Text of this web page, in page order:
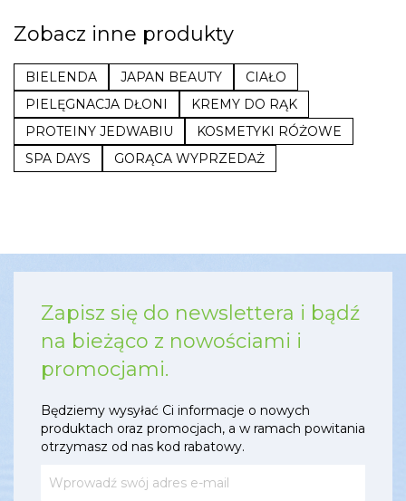
Zobacz inne produkty
BIELENDA JAPAN BEAUTY
CIAŁO
PIELĘGNACJA DŁONI
KREMY DO RĄK
PROTEINY JEDWABIU
KOSMETYKI RÓŻOWE
SPA DAYS
GORĄCA WYPRZEDAŻ
Zapisz się do newslettera i bądź
na bieżąco z nowościami i
promocjami.
Będziemy wysyłać Ci informacje o nowych
produktach oraz promocjach, a w ramach powitania
otrzymasz od nas kod rabatowy.